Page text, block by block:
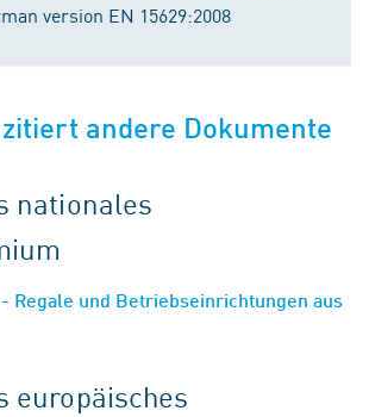
version EN 15629:2008
zitiert andere Dokumente
nationales
- Regale und Betriebseinrichtungen aus
europäisches